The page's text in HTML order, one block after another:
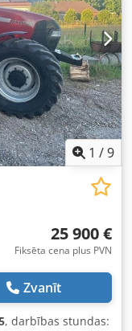
1 /9
25 900 €
Fiksēta cena plus PVN
Zvanīt
, darbības stundas: